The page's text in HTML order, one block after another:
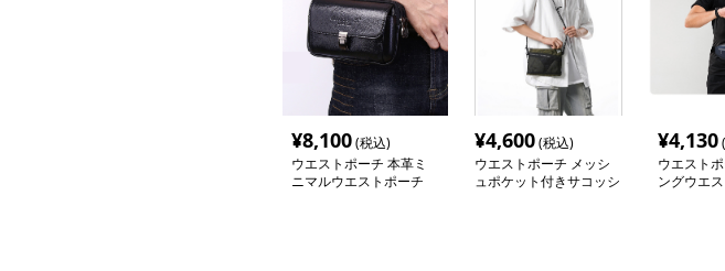
¥8,100(税込)
ウエストポーチ 本革ミ
ニマルウエストポーチ
¥4,600(税込)
ウエストポーチ メッシ
ュポケット付きサコッシ
¥4,130
ウエスト
ングウエ